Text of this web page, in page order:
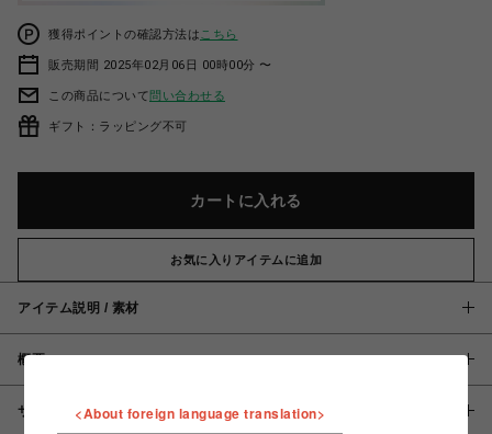
獲得ポイントの確認方法は こちら
販売期間 2025年02月06日 00時00分 〜
この商品について問い合わせる
ギフト：ラッピング不可
カートに入れる
お気に入りアイテムに追加
アイテム説明 / 素材
概要
サイズ <About foreign language translation>